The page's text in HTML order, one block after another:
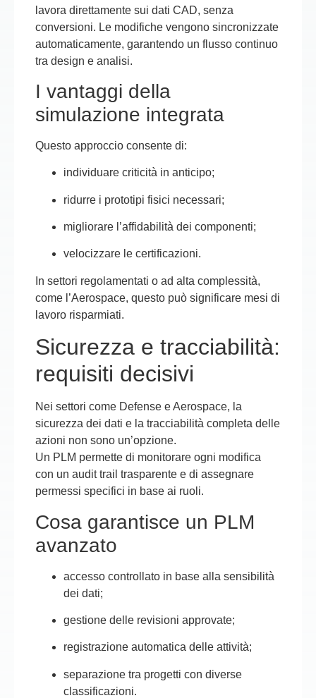
lavora direttamente sui dati CAD, senza
conversioni. Le modifiche vengono sincronizzate
automaticamente, garantendo un flusso continuo
tra design e analisi.
I vantaggi della
simulazione integrata
Questo approccio consente di:
individuare criticità in anticipo;
ridurre i prototipi fisici necessari;
migliorare l’affidabilità dei componenti;
velocizzare le certificazioni.
In settori regolamentati o ad alta complessità,
come l’Aerospace, questo può significare mesi di
lavoro risparmiati.
Sicurezza e tracciabilità:
requisiti decisivi
Nei settori come Defense e Aerospace, la
sicurezza dei dati e la tracciabilità completa delle
azioni non sono un’opzione.
Un PLM permette di monitorare ogni modifica
con un audit trail trasparente e di assegnare
permessi specifici in base ai ruoli.
Cosa garantisce un PLM
avanzato
accesso controllato in base alla sensibilità
dei dati;
gestione delle revisioni approvate;
registrazione automatica delle attività;
separazione tra progetti con diverse
classificazioni.